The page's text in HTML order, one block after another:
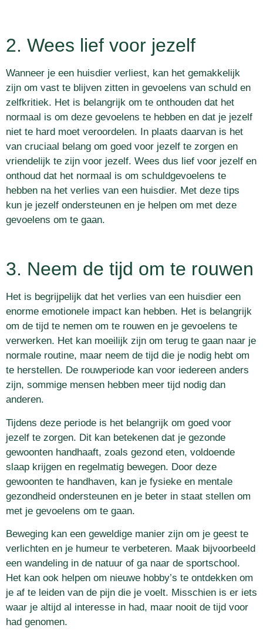
2. Wees lief voor jezelf
Wanneer je een huisdier verliest, kan het gemakkelijk
zijn om vast te blijven zitten in gevoelens van schuld en
zelfkritiek. Het is belangrijk om te onthouden dat het
normaal is om deze gevoelens te hebben en dat je jezelf
niet te hard moet veroordelen. In plaats daarvan is het
van cruciaal belang om goed voor jezelf te zorgen en
vriendelijk te zijn voor jezelf. Wees dus lief voor jezelf en
onthoud dat het normaal is om schuldgevoelens te
hebben na het verlies van een huisdier. Met deze tips
kun je jezelf ondersteunen en je helpen om met deze
gevoelens om te gaan.
3. Neem de tijd om te rouwen
Het is begrijpelijk dat het verlies van een huisdier een
enorme emotionele impact kan hebben. Het is belangrijk
om de tijd te nemen om te rouwen en je gevoelens te
verwerken. Het kan moeilijk zijn om terug te gaan naar je
normale routine, maar neem de tijd die je nodig hebt om
te herstellen. De rouwperiode kan voor iedereen anders
zijn, sommige mensen hebben meer tijd nodig dan
anderen.
Tijdens deze periode is het belangrijk om goed voor
jezelf te zorgen. Dit kan betekenen dat je gezonde
gewoonten handhaaft, zoals gezond eten, voldoende
slaap krijgen en regelmatig bewegen. Door deze
gewoonten te handhaven, kan je fysieke en mentale
gezondheid ondersteunen en je beter in staat stellen om
met je gevoelens om te gaan.
Beweging kan een geweldige manier zijn om je geest te
verlichten en je humeur te verbeteren. Maak bijvoorbeeld
een wandeling in de natuur of ga naar de sportschool.
Het kan ook helpen om nieuwe hobby’s te ontdekken om
je af te leiden van de pijn die je voelt. Misschien is er iets
waar je altijd al interesse in had, maar nooit de tijd voor
had genomen.